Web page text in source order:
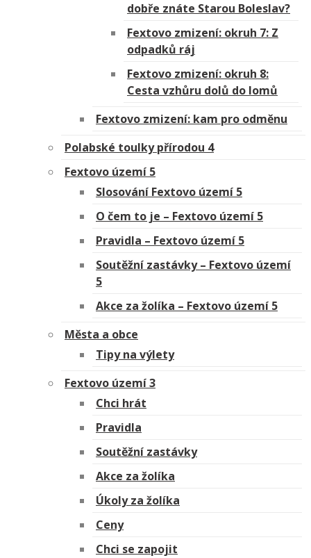
dobře znáte Starou Boleslav?
Fextovo zmizení: okruh 7: Z
odpadků ráj
Fextovo zmizení: okruh 8:
Cesta vzhůru dolů do lomů
Fextovo zmizení: kam pro odměnu
Polabské toulky přírodou 4
Fextovo území 5
Slosování Fextovo území 5
O čem to je – Fextovo území 5
Pravidla – Fextovo území 5
Soutěžní zastávky – Fextovo území
5
Akce za žolíka – Fextovo území 5
Města a obce
Tipy na výlety
Fextovo území 3
Chci hrát
Pravidla
Soutěžní zastávky
Akce za žolíka
Úkoly za žolíka
Ceny
Chci se zapojit